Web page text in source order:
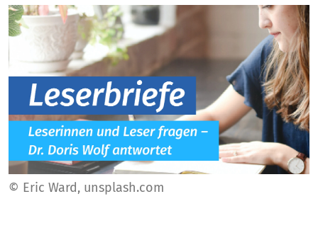
© Eric Ward, unsplash.com